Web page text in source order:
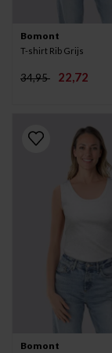
Bomont
T-shirt Rib Grijs
34,95 22,72
Bomont